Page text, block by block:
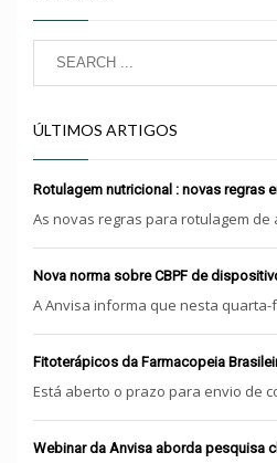
ÚLTIMOS ARTIGOS
Rotulagem nutricional : novas regras
As novas regras para rotulagem de
Nova norma sobre CBPF de
A Anvisa informa que nesta quarta-
Fitoterápicos da Farmacopeia
Está aberto o prazo para envio de
Webinar da Anvisa aborda pesquisa